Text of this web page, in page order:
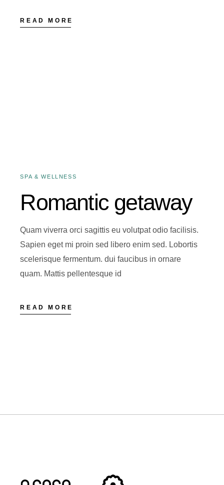
READ MORE
SPA & WELLNESS
Romantic getaway
Quam viverra orci sagittis eu volutpat odio facilisis.
Sapien eget mi proin sed libero enim sed. Lobortis
scelerisque fermentum. dui faucibus in ornare
quam. Mattis pellentesque id
READ MORE